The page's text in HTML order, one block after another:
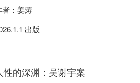
者：姜涛
出版
性的深渊：吴谢宇案